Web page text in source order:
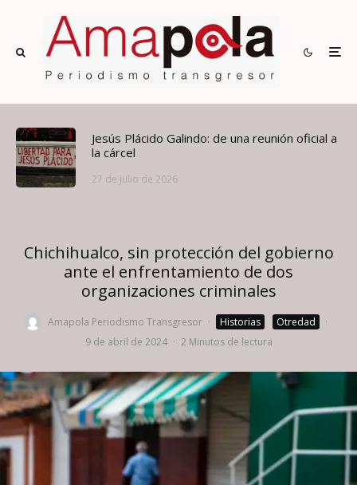
Jesús Plácido Galindo: de una reunión oficial a
la cárcel
27 de julio de 2026
Chichihualco, sin protección del gobierno
ante el enfrentamiento de dos
organizaciones criminales
Amapola Periodismo Transgresor · Historias Otredad
·
9 de abril de 2024 · 2 Minutos de lectura